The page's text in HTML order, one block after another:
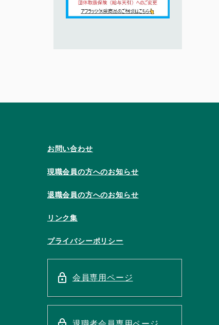
お問い合わせ
現職会員の方へのお知らせ
退職会員の方へのお知らせ
リンク集
プライバシーポリシー
会員専用ページ